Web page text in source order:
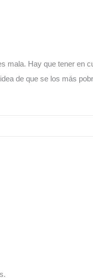
mala. Hay que tener en
de que se los más